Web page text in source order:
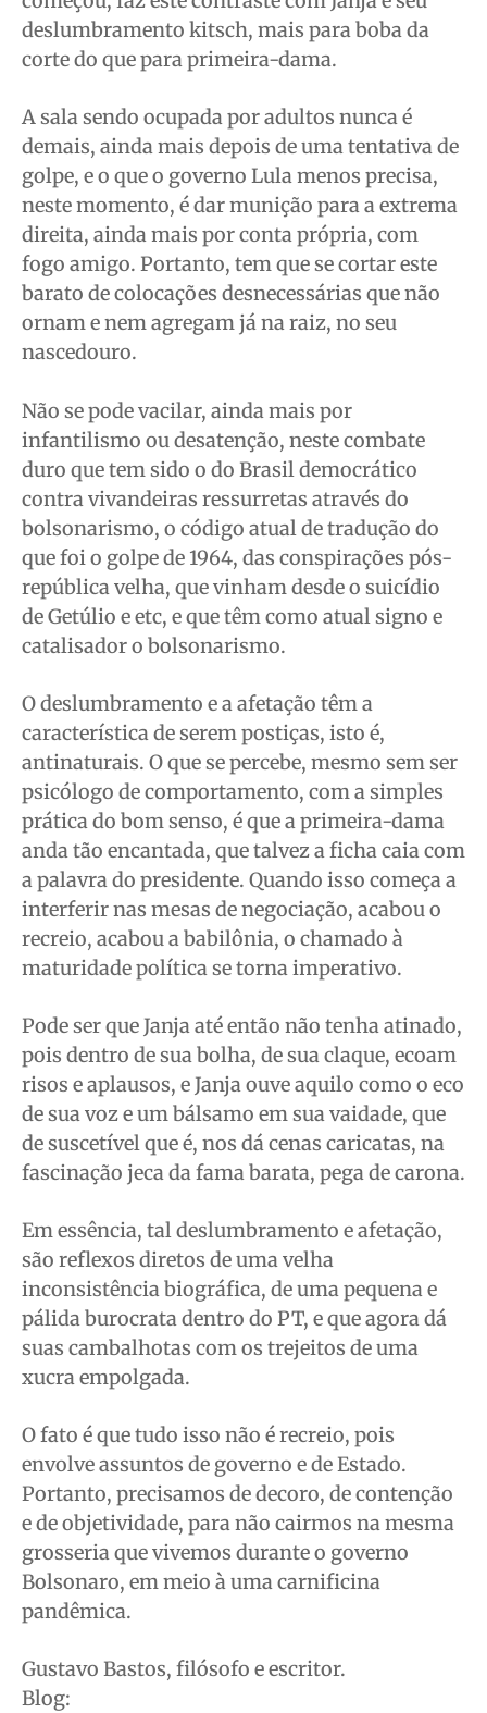
deslumbramento kitsch, mais para boba da
corte do que para primeira-dama.
A sala sendo ocupada por adultos nunca é
demais, ainda mais depois de uma tentativa de
golpe, e o que o governo Lula menos precisa,
neste momento, é dar munição para a extrema
direita, ainda mais por conta própria, com
fogo amigo. Portanto, tem que se cortar este
barato de colocações desnecessárias que não
ornam e nem agregam já na raiz, no seu
nascedouro.
Não se pode vacilar, ainda mais por
infantilismo ou desatenção, neste combate
duro que tem sido o do Brasil democrático
contra vivandeiras ressurretas através do
bolsonarismo, o código atual de tradução do
que foi o golpe de 1964, das conspirações pós-
república velha, que vinham desde o suicídio
de Getúlio e etc, e que têm como atual signo e
catalisador o bolsonarismo.
O deslumbramento e a afetação têm a
característica de serem postiças, isto é,
antinaturais. O que se percebe, mesmo sem ser
psicólogo de comportamento, com a simples
prática do bom senso, é que a primeira-dama
anda tão encantada, que talvez a ficha caia com
a palavra do presidente. Quando isso começa a
interferir nas mesas de negociação, acabou o
recreio, acabou a babilônia, o chamado à
maturidade política se torna imperativo.
Pode ser que Janja até então não tenha atinado,
pois dentro de sua bolha, de sua claque, ecoam
risos e aplausos, e Janja ouve aquilo como o eco
de sua voz e um bálsamo em sua vaidade, que
de suscetível que é, nos dá cenas caricatas, na
fascinação jeca da fama barata, pega de carona.
Em essência, tal deslumbramento e afetação,
são reflexos diretos de uma velha
inconsistência biográfica, de uma pequena e
pálida burocrata dentro do PT, e que agora dá
suas cambalhotas com os trejeitos de uma
xucra empolgada.
O fato é que tudo isso não é recreio, pois
envolve assuntos de governo e de Estado.
Portanto, precisamos de decoro, de contenção
e de objetividade, para não cairmos na mesma
grosseria que vivemos durante o governo
Bolsonaro, em meio à uma carnificina
pandêmica.
Gustavo Bastos, filósofo e escritor.
Blog: